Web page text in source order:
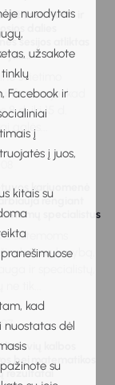
nurodytais
užsakote
Facebook ir
į
į juos,
kitais su
kad
nuostatas dėl
su
PUPP ir
dalies
sesijos atliktas
jau...
švietimo
kad
8 d. iki 15 d.
galės...
kariuomenė
rengiant
specialistus
sistemoms
karybą,
kalbos
bei matematikos
rezultatai